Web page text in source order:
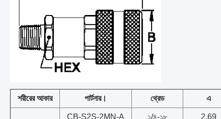
শরীরের আকার পার্টনার। থ্রেড এ
CB-S2S-2MN-A ১/৪-১৮ 2.69